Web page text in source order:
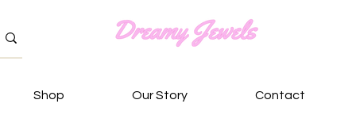
Shop Our Story Contact